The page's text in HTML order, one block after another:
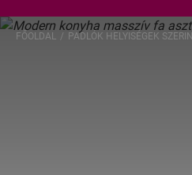
FŐOLDAL PADLÓK HELYISÉGEK